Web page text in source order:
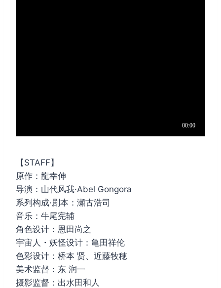
【STAFF】
原作：龍幸伸
导演：山代风我·Abel Gongora
系列构成·剧本：瀬古浩司
音乐：牛尾宪辅
角色设计：恩田尚之
宇宙人・妖怪设计：亀田祥伦
色彩设计：桥本 贤、近藤牧穂
美术监督：东 润一
摄影监督：出水田和人